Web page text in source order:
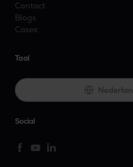
Contact
Blogs
Cases
Taal
Social